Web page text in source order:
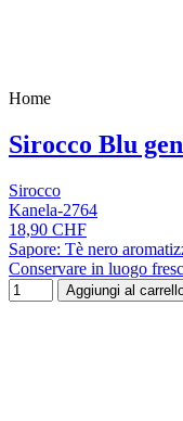
Home
Sirocco Blu
Sirocco
Kanela-2764
18,90 CHF
Sapore: Tè nero
Conservare in luogo
Aggiungi al